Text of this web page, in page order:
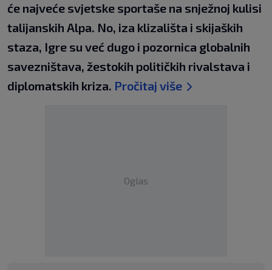
će najveće svjetske sportaše na snježnoj kulisi
talijanskih Alpa. No, iza klizališta i skijaških
staza, Igre su već dugo i pozornica globalnih
savezništava, žestokih političkih rivalstava i
diplomatskih kriza. Pročitaj više
Oglas